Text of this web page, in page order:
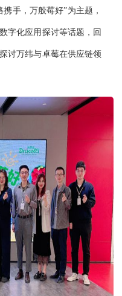
手，万般莓好”为主题，
字化应用探讨等话题，回
讨万纬与卓莓在供应链领